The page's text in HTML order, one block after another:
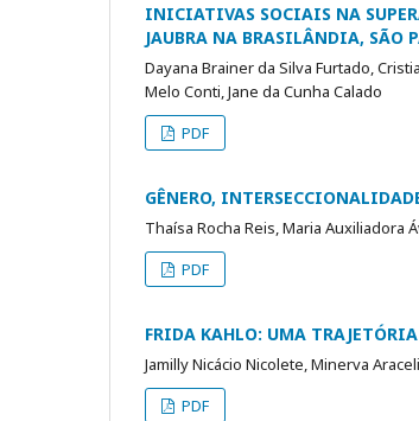
INICIATIVAS SOCIAIS NA
JAUBRA NA BRASILÂNDIA, SÃO
Dayana Brainer da Silva Furtado,
Melo Conti, Jane da Cunha Calado
PDF
GÊNERO,
Thaísa Rocha Reis, Maria Auxiliadora
PDF
FRIDA KAHLO: UMA TRAJETÓRIA
Jamilly Nicácio Nicolete, Minerva
PDF